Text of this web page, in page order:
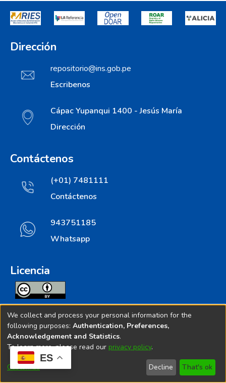
ES
Dirección
repositorio@ins.gob.pe
Escribenos
Cápac Yupanqui 1400 - Jesús María
Dirección
Contáctenos
(+01) 7481111
Contáctenos
943751185
Whatsapp
Licencia
Todos los contenidos de repositorio.ins.gob.pe estan
licenciados bajo
Creative Commoms License
© 2025. Instituto Nacional de Salud - Implementado por
We collect and process your personal information for the
following purposes: Authentication, Preferences,
Acknowledgement and Statistics.
To learn more, please read our privacy policy.
Customize Decline That's ok